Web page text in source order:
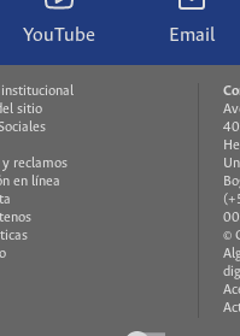
YouTube Email
institucional
sitio
y reclamos
en línea
©